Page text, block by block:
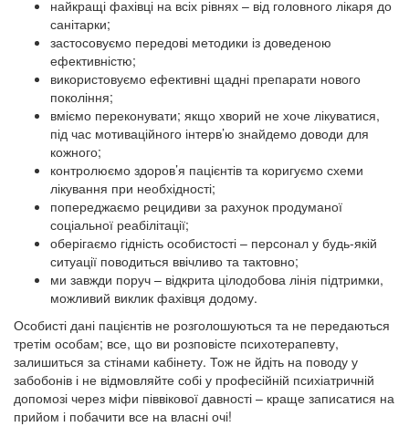
найкращі фахівці на всіх рівнях – від головного лікаря до
санітарки;
застосовуємо передові методики із доведеною
ефективністю;
використовуємо ефективні щадні препарати нового
покоління;
вміємо переконувати; якщо хворий не хоче лікуватися,
під час мотиваційного інтерв’ю знайдемо доводи для
кожного;
контролюємо здоров’я пацієнтів та коригуємо схеми
лікування при необхідності;
попереджаємо рецидиви за рахунок продуманої
соціальної реабілітації;
оберігаємо гідність особистості – персонал у будь-якій
ситуації поводиться ввічливо та тактовно;
ми завжди поруч – відкрита цілодобова лінія підтримки,
можливий виклик фахівця додому.
Особисті дані пацієнтів не розголошуються та не передаються
третім особам; все, що ви розповісте психотерапевту,
залишиться за стінами кабінету. Тож не йдіть на поводу у
забобонів і не відмовляйте собі у професійній психіатричній
допомозі через міфи піввікової давності – краще записатися на
прийом і побачити все на власні очі!